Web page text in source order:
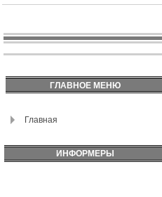
ГЛАВНОЕ МЕНЮ
Главная
ИНФОРМЕРЫ